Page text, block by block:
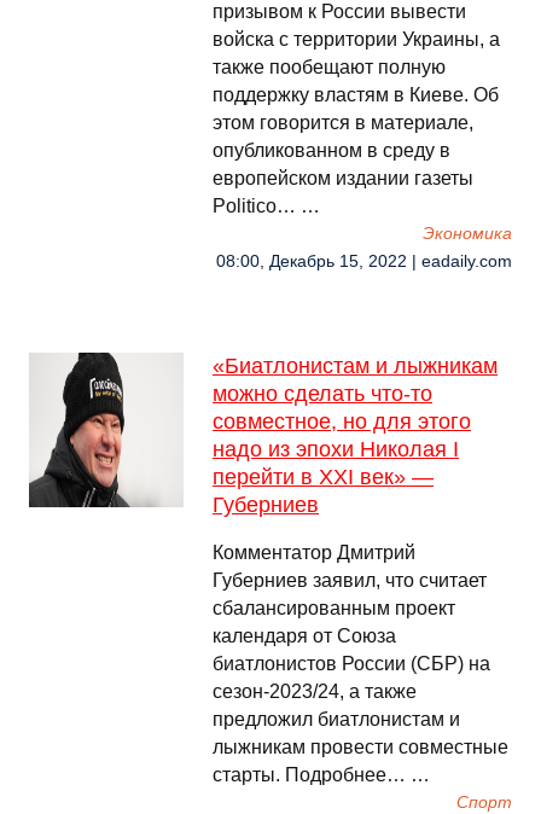
призывом к России вывести
войска с территории Украины, а
также пообещают полную
поддержку властям в Киеве. Об
этом говорится в материале,
опубликованном в среду в
европейском издании газеты
Politico… …
Экономика
08:00, Декабрь 15, 2022 | eadaily.com
«Биатлонистам и лыжникам
можно сделать что-то
совместное, но для этого
надо из эпохи Николая I
перейти в XXI век» —
Губерниев
Комментатор Дмитрий
Губерниев заявил, что считает
сбалансированным проект
календаря от Союза
биатлонистов России (СБР) на
сезон‑2023/24, а также
предложил биатлонистам и
лыжникам провести совместные
старты. Подробнее… …
Спорт